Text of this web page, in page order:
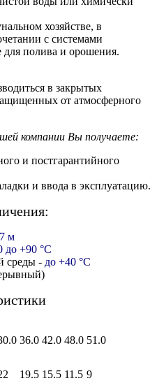
хозяйстве, в
с системами
для полива и орошения.
в закрытых
от атмосферного
компании Вы получаете:
и постгарантийного
и ввода в эксплуатацию.
м
до +90 °C
среды - до +40 °C
36.0 42.0 48.0 51.0
19.5 15.5 11.5 9